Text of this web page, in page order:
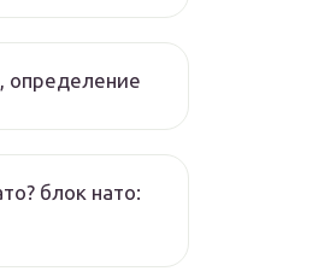
определение
блок нато: